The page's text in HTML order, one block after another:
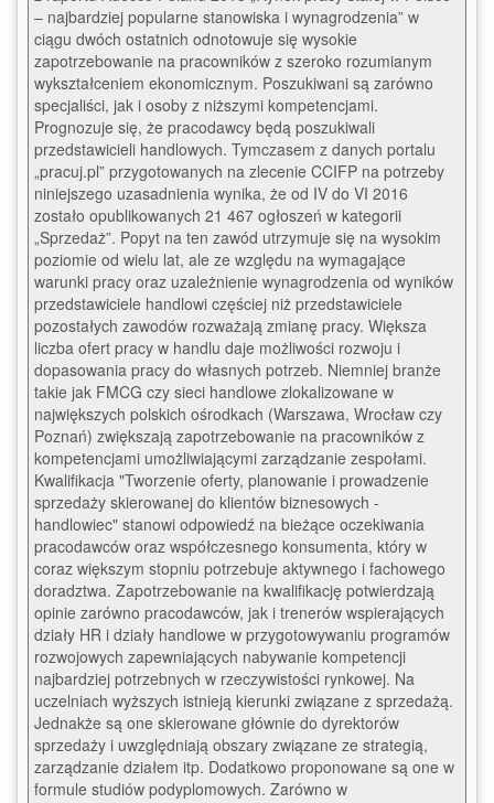
– najbardziej popularne stanowiska i wynagrodzenia” w
ciągu dwóch ostatnich odnotowuje się wysokie
zapotrzebowanie na pracowników z szeroko rozumianym
wykształceniem ekonomicznym. Poszukiwani są zarówno
specjaliści, jak i osoby z niższymi kompetencjami.
Prognozuje się, że pracodawcy będą poszukiwali
przedstawicieli handlowych. Tymczasem z danych portalu
„pracuj.pl” przygotowanych na zlecenie CCIFP na potrzeby
niniejszego uzasadnienia wynika, że od IV do VI 2016
zostało opublikowanych 21 467 ogłoszeń w kategorii
„Sprzedaż”. Popyt na ten zawód utrzymuje się na wysokim
poziomie od wielu lat, ale ze względu na wymagające
warunki pracy oraz uzależnienie wynagrodzenia od wyników
przedstawiciele handlowi częściej niż przedstawiciele
pozostałych zawodów rozważają zmianę pracy. Większa
liczba ofert pracy w handlu daje możliwości rozwoju i
dopasowania pracy do własnych potrzeb. Niemniej branże
takie jak FMCG czy sieci handlowe zlokalizowane w
największych polskich ośrodkach (Warszawa, Wrocław czy
Poznań) zwiększają zapotrzebowanie na pracowników z
kompetencjami umożliwiającymi zarządzanie zespołami.
Kwalifikacja "Tworzenie oferty, planowanie i prowadzenie
sprzedaży skierowanej do klientów biznesowych -
handlowiec" stanowi odpowiedź na bieżące oczekiwania
pracodawców oraz współczesnego konsumenta, który w
coraz większym stopniu potrzebuje aktywnego i fachowego
doradztwa. Zapotrzebowanie na kwalifikację potwierdzają
opinie zarówno pracodawców, jak i trenerów wspierających
działy HR i działy handlowe w przygotowywaniu programów
rozwojowych zapewniających nabywanie kompetencji
najbardziej potrzebnych w rzeczywistości rynkowej. Na
uczelniach wyższych istnieją kierunki związane z sprzedażą.
Jednakże są one skierowane głównie do dyrektorów
sprzedaży i uwzględniają obszary związane ze strategią,
zarządzanie działem itp. Dodatkowo proponowane są one w
formule studiów podyplomowych. Zarówno w